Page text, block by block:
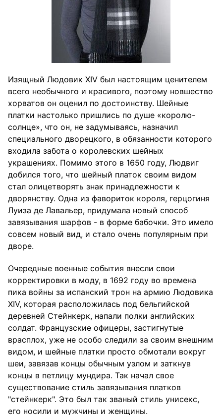
Изящный Людовик XIV был настоящим ценителем
всего необычного и красивого, поэтому новшество
хорватов он оценил по достоинству. Шейные
платки настолько пришлись по душе «королю-
солнце», что он, не задумываясь, назначил
специального дворецкого, в обязанности которого
входила забота о королевских шейных
украшениях. Помимо этого в 1650 году, Людвиг
добился того, что шейный платок своим видом
стал олицетворять знак принадлежности к
дворянству. Одна из фавориток короля, герцогиня
Луиза де Лавальер, придумала новый способ
завязывания шарфов - в форме бабочки. Это имело
совсем новый вид, и стало очень популярным при
дворе.
Очередные военные события внесли свои
корректировки в моду, в 1692 году во времена
пика войны за испанский трон на армию Людовика
XIV, которая расположилась под бельгийской
деревней Стейнкерк, напали полки английских
солдат. Французские офицеры, застигнутые
врасплох, уже не особо следили за своим внешним
видом, и шейные платки просто обмотали вокруг
шеи, завязав концы обычным узлом и заткнув
концы в петлицу мундира. Так начал свое
существование стиль завязывания платков
"стейнкерк". Это был так званый стиль унисекс,
его носили и мужчины и женщины.